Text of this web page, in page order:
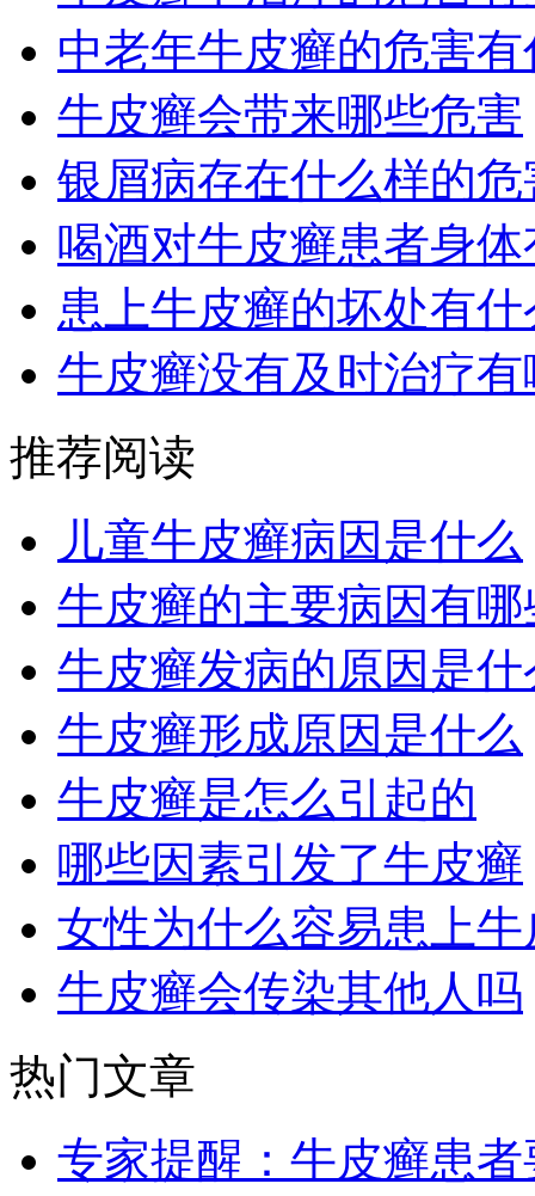
中老年牛皮癣的危害有
牛皮癣会带来哪些危害
银屑病存在什么样的危
喝酒对牛皮癣患者身
患上牛皮癣的坏处有什
牛皮癣没有及时治疗
推荐阅读
儿童牛皮癣病因是什么
牛皮癣的主要病因有哪
牛皮癣发病的原因是什
牛皮癣形成原因是什么
牛皮癣是怎么引起的
哪些因素引发了牛皮癣
女性为什么容易患上牛
牛皮癣会传染其他人吗
热门文章
专家提醒：牛皮癣患